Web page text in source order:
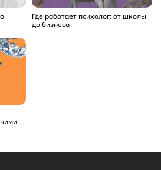
Где работает психолог: от школы
до бизнеса